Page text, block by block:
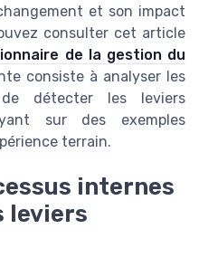
et son impact
consulter cet article
de la gestion du
consiste à analyser les
détecter les leviers
sur des exemples
terrain.
internes
leviers